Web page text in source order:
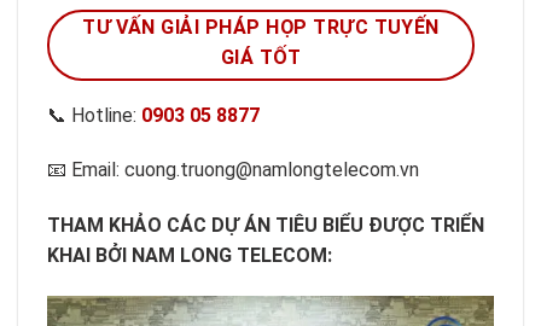
TƯ VẤN GIẢI PHÁP HỌP TRỰC TUYẾN
GIÁ TỐT
📞 Hotline: 0903 05 8877
📧 Email: cuong.truong@namlongtelecom.vn
THAM KHẢO CÁC DỰ ÁN TIÊU BIỂU ĐƯỢC TRIỂN
KHAI BỞI NAM LONG TELECOM: